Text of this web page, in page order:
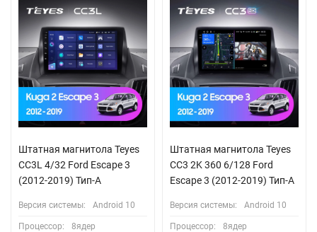
Штатная магнитола Teyes
CC3L 4/32 Ford Escape 3
(2012-2019) Тип-A
Версия системы: Android 10
Процессор: 8ядер
Штатная магнитола Teyes
CC3 2K 360 6/128 Ford
Escape 3 (2012-2019) Тип-A
Версия системы: Android 10
Процессор: 8ядер